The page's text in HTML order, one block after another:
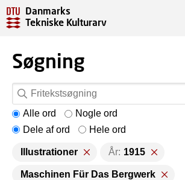
Danmarks
Tekniske Kulturarv
Søgning
Alle ord
Nogle ord
Dele af ord
Hele ord
Illustrationer År: 1915
Maschinen Für Das Bergwerk